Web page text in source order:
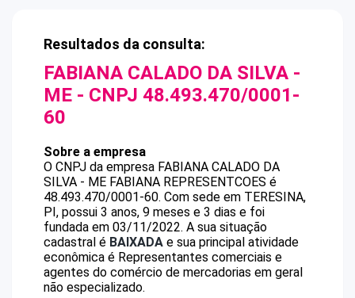
Resultados da consulta:
FABIANA CALADO DA SILVA -
ME - CNPJ 48.493.470/0001-
60
Sobre a empresa
O CNPJ da empresa FABIANA CALADO DA
SILVA - ME FABIANA REPRESENTCOES é
48.493.470/0001-60. Com sede em TERESINA,
PI, possui 3 anos, 9 meses e 3 dias e foi
fundada em 03/11/2022. A sua situação
cadastral é BAIXADA e sua principal atividade
econômica é Representantes comerciais e
agentes do comércio de mercadorias em geral
não especializado.